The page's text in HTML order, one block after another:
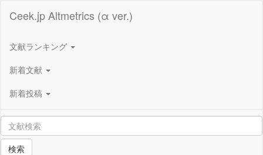
Ceek.jp Altmetrics (α ver.)
文献ランキング
新着文献
新着投稿
検索